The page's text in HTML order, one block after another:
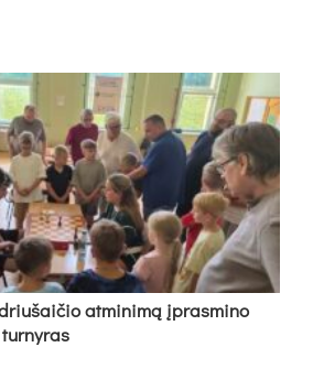
at­mi­ni­mą įpras­mi­no